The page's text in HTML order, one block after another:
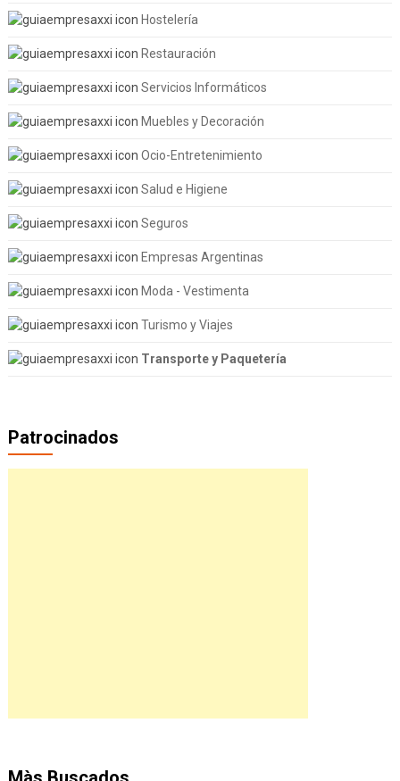
Hostelería
Restauración
Servicios Informáticos
Muebles y Decoración
Ocio-Entretenimiento
Salud e Higiene
Seguros
Empresas Argentinas
Moda - Vestimenta
Turismo y Viajes
Transporte y Paquetería
Patrocinados